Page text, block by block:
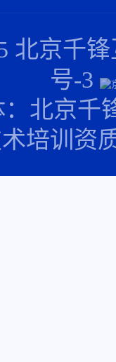
北京千
号-3
北京千
培训资